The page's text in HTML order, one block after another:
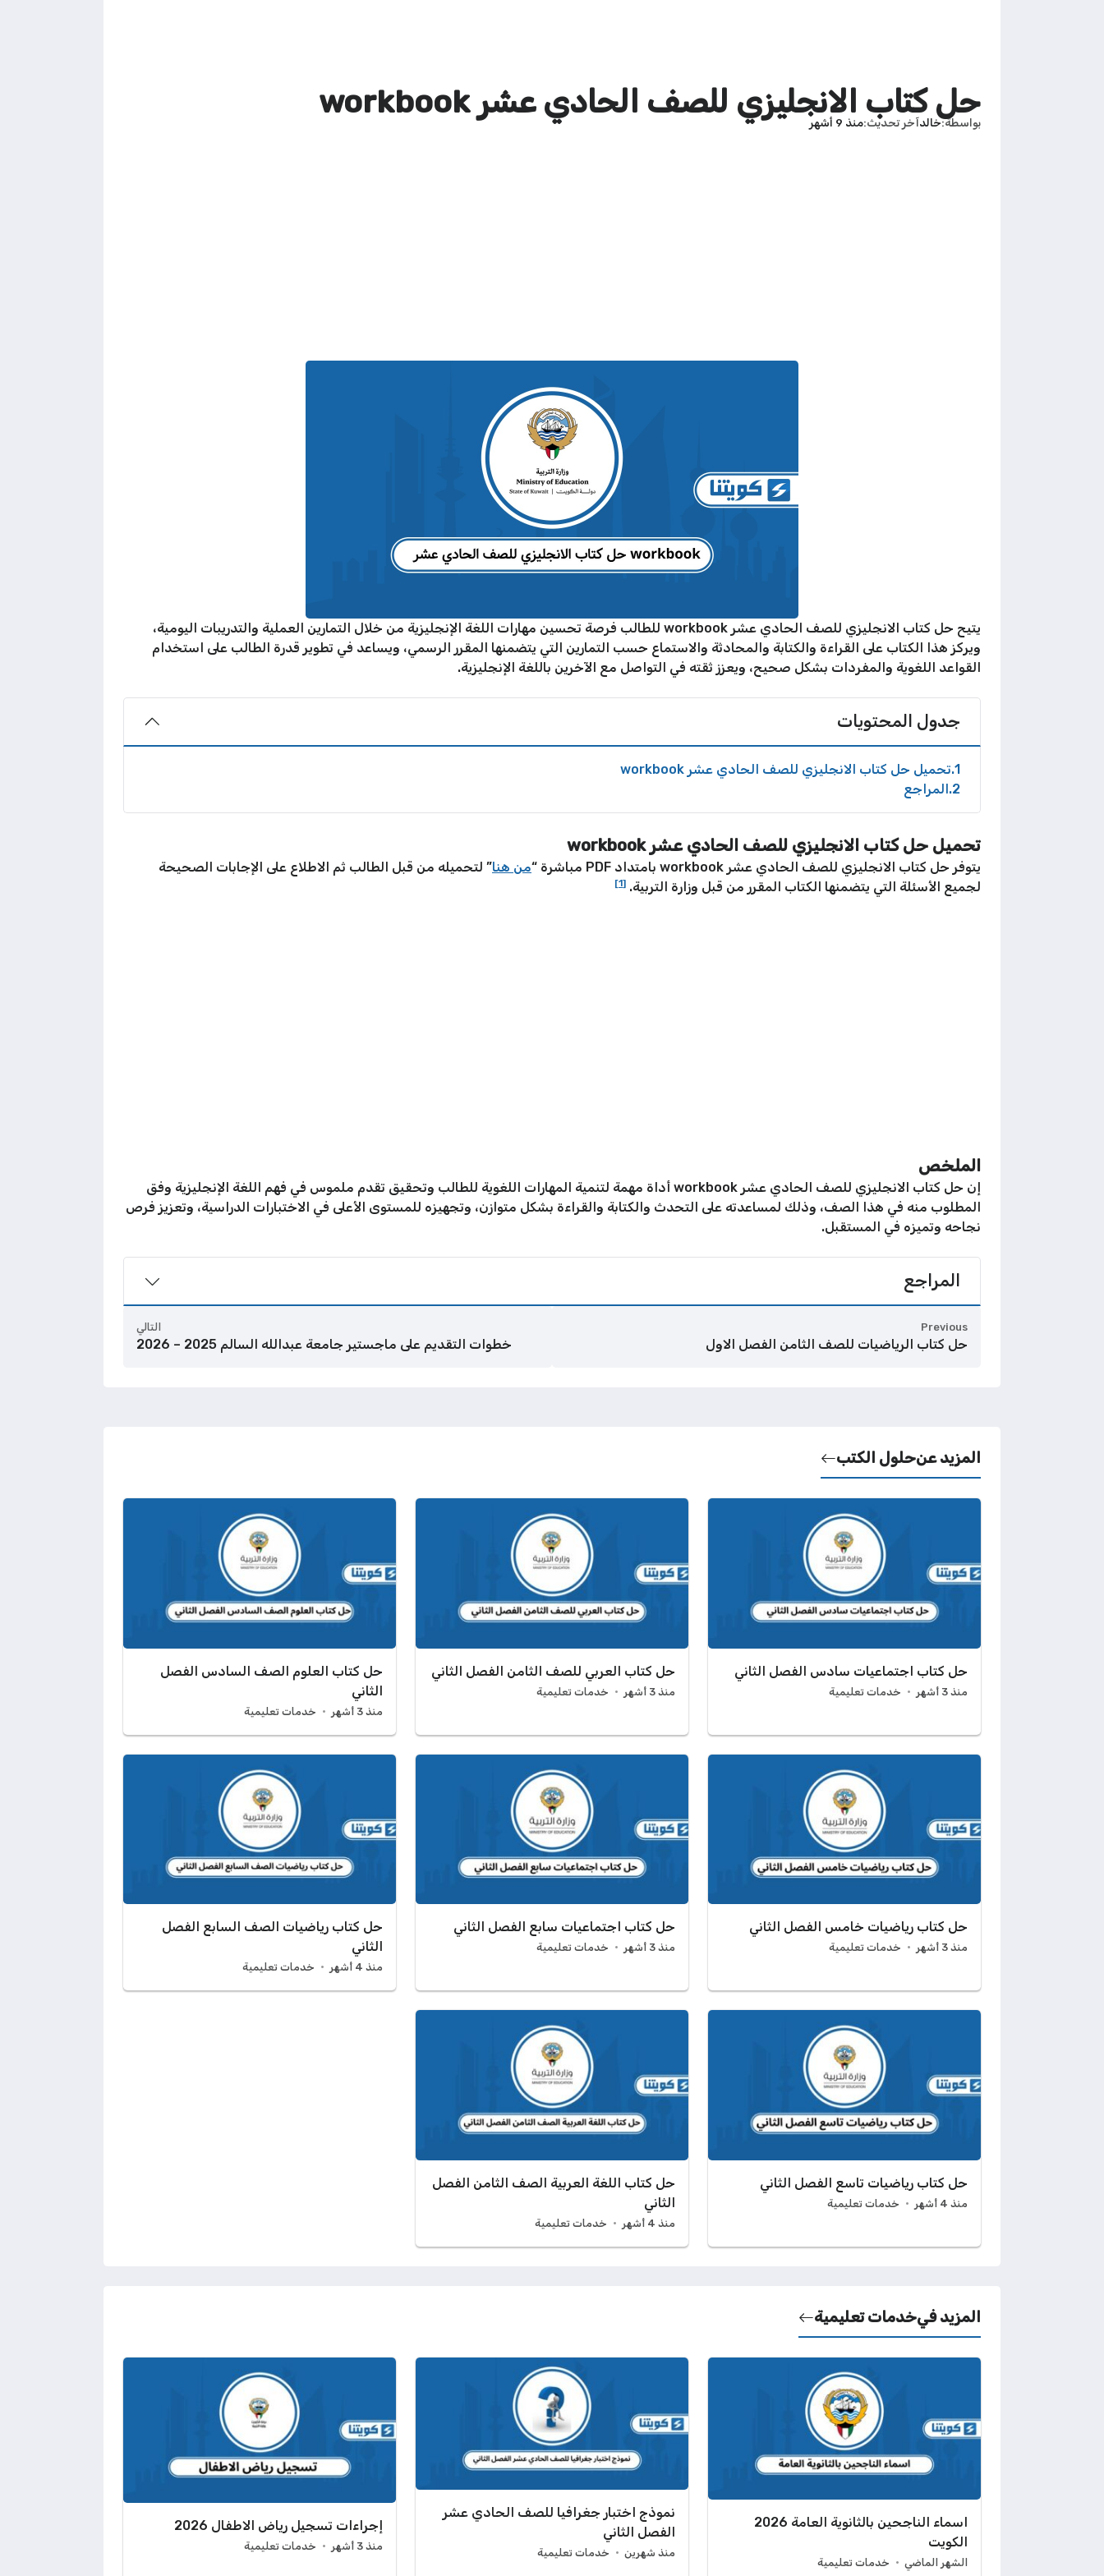
حل كتاب الانجليزي للصف الحادي عشر workbook
بواسطة خالدآخر تحديث منذ 9 أشهر
يتيح حل كتاب الانجليزي للصف الحادي عشر workbook للطالب فرصة تحسين مهارات اللغة الإنجليزية من خلال التمارين العملية والتدريبات اليومية،
ويركز هذا الكتاب على القراءة والكتابة والمحادثة والاستماع حسب التمارين التي يتضمنها المقرر الرسمي، ويساعد في تطوير قدرة الطالب على استخدام
القواعد اللغوية والمفردات بشكل صحيح، ويعزز ثقته في التواصل مع الآخرين باللغة الإنجليزية.
جدول المحتويات
1 تحميل حل كتاب الانجليزي للصف الحادي عشر workbook
2 المراجع
تحميل حل كتاب الانجليزي للصف الحادي عشر workbook
يتوفر حل كتاب الانجليزي للصف الحادي عشر workbook بامتداد PDF مباشرة “ من هنا” لتحميله من قبل الطالب ثم الاطلاع على الإجابات الصحيحة
لجميع الأسئلة التي يتضمنها الكتاب المقرر من قبل وزارة التربية. [1]
الملخص
إن حل كتاب الانجليزي للصف الحادي عشر workbook أداة مهمة لتنمية المهارات اللغوية للطالب وتحقيق تقدم ملموس في فهم اللغة الإنجليزية وفق
المطلوب منه في هذا الصف، وذلك لمساعدته على التحدث والكتابة والقراءة بشكل متوازن، وتجهيزه للمستوى الأعلى في الاختبارات الدراسية، وتعزيز فرص
نجاحه وتميزه في المستقبل.
المراجع
Previous
حل كتاب الرياضيات للصف الثامن الفصل الاول
التالي
خطوات التقديم على ماجستير جامعة عبدالله السالم 2025 – 2026
المزيد عنحلول الكتب
حل كتاب اجتماعيات سادس الفصل الثاني
منذ 3 أشهر خدمات تعليمية
حل كتاب العربي للصف الثامن الفصل الثاني
منذ 3 أشهر خدمات تعليمية
حل كتاب العلوم الصف السادس الفصل
الثاني
منذ 3 أشهر خدمات تعليمية
حل كتاب رياضيات خامس الفصل الثاني
منذ 3 أشهر خدمات تعليمية
حل كتاب اجتماعيات سابع الفصل الثاني
منذ 3 أشهر خدمات تعليمية
حل كتاب رياضيات الصف السابع الفصل
الثاني
منذ 4 أشهر خدمات تعليمية
حل كتاب رياضيات تاسع الفصل الثاني
منذ 4 أشهر خدمات تعليمية
حل كتاب اللغة العربية الصف الثامن الفصل
الثاني
منذ 4 أشهر خدمات تعليمية
المزيد فيخدمات تعليمية
اسماء الناجحين بالثانوية العامة 2026
الكويت
الشهر الماضي خدمات تعليمية
نموذج اختبار جغرافيا للصف الحادي عشر
الفصل الثاني
منذ شهرين خدمات تعليمية
إجراءات تسجيل رياض الاطفال 2026
منذ 3 أشهر خدمات تعليمية